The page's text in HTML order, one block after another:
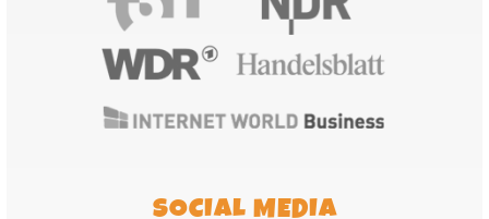
SOCIAL MEDIA